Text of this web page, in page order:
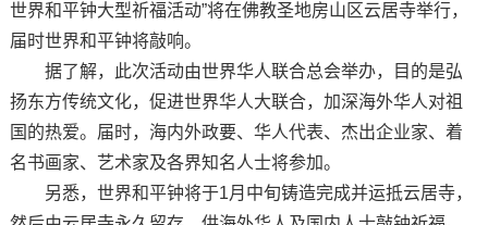
世界和平钟大型祈福活动”将在佛教圣地房山区云居寺举行，
届时世界和平钟将敲响。
据了解，此次活动由世界华人联合总会举办，目的是弘
扬东方传统文化，促进世界华人大联合，加深海外华人对祖
国的热爱。届时，海内外政要、华人代表、杰出企业家、着
名书画家、艺术家及各界知名人士将参加。
另悉，世界和平钟将于1月中旬铸造完成并运抵云居寺，